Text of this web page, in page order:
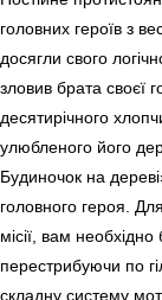
головних героїв з
досягли свого
зловив брата своєї
десятирічного
улюбленого його
Будиночок на
головного героя.
місії, вам
перестрибуючи по
складну систему